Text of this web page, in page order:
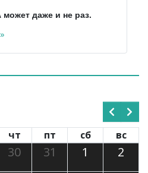
может даже и не раз.
чт пт сб вс
30 31 1
2